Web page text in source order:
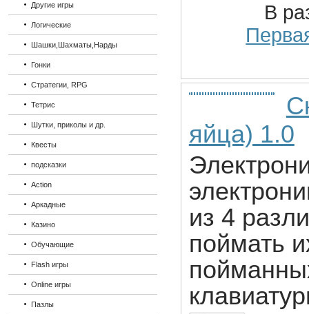
Другие игры
Логические
Шашки,Шахматы,Нарды
Гонки
Стратегии, RPG
Тетрис
Шутки, приколы и др.
Квесты
подсказки
Action
Аркадные
Казино
Обучающие
Flash игры
Online игры
Пазлы
В
яйца) 1.0
из 4
поймать